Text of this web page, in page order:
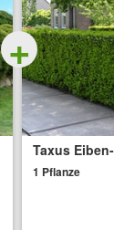
für Tiere?
giftig.
aus Horneburg
auch
+
Taxus
1 Pflanze